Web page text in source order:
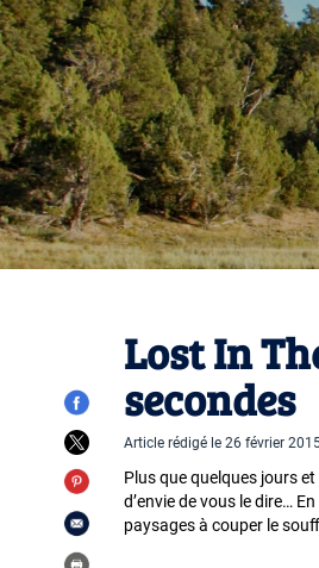
Lost In
secondes
Article rédigé le 26 février
Plus que quelques jours
d’envie de vous le dire…
paysages à couper le